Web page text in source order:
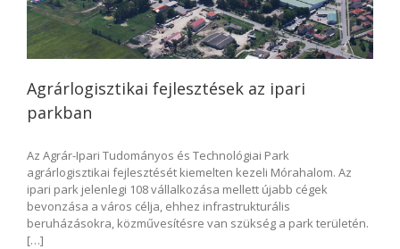
Agrárlogisztikai fejlesztések az ipari
parkban
Az Agrár-Ipari Tudományos és Technológiai Park
agrárlogisztikai fejlesztését kiemelten kezeli Mórahalom. Az
ipari park jelenlegi 108 vállalkozása mellett újabb cégek
bevonzása a város célja, ehhez infrastrukturális
beruházásokra, közművesítésre van szükség a park területén.
[…]